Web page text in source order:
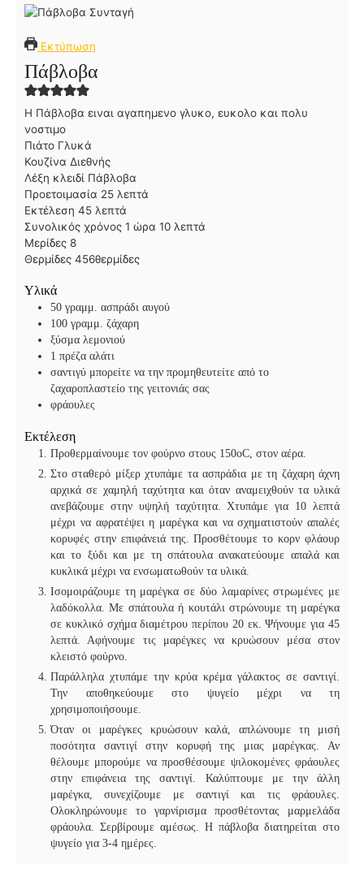
Εκτύπωση
Πάβλοβα
Η Πάβλοβα ειναι αγαπημενο γλυκο, ευκολο και πολυ
νοστιμο
Πιάτο Γλυκά
Κουζίνα Διεθνής
Λέξη κλειδί Πάβλοβα
Προετοιμασία 25λ
ε
π
ά
λεπτά
Εκτέλεση 45λ
ε
τ
λεπτά
Συνολικός χρόνος 1 ώ
α
ώρα 10λλεπτά
Μερίδες 8
Θερμίδες 456θερμίδες
Υλικά
50 γραμμ. ασπράδι αυγού
100 γραμμ. ζάχαρη
ξύσμα λεμονιού
1 πρέζα αλάτι
σαντιγύ μπορείτε να την προμηθευτείτε από το
ζαχαροπλαστείο της γειτονιάς σας
φράουλες
Εκτέλεση
Προθερμαίνουμε τον φούρνο στους 150οC, στον αέρα.
Στο σταθερό μίξερ χτυπάμε τα ασπράδια με τη ζάχαρη άχνη
αρχικά σε χαμηλή ταχύτητα και όταν αναμειχθούν τα υλικά
ανεβάζουμε στην υψηλή ταχύτητα. Χτυπάμε για 10 λεπτά
μέχρι να αφρατέψει η μαρέγκα και να σχηματιστούν απαλές
κορυφές στην επιφάνειά της. Προσθέτουμε το κορν φλάουρ
και το ξύδι και με τη σπάτουλα ανακατεύουμε απαλά και
κυκλικά μέχρι να ενσωματωθούν τα υλικά.
Ισομοιράζουμε τη μαρέγκα σε δύο λαμαρίνες στρωμένες με
λαδόκολλα. Με σπάτουλα ή κουτάλι στρώνουμε τη μαρέγκα
σε κυκλικό σχήμα διαμέτρου περίπου 20 εκ. Ψήνουμε για 45
λεπτά. Αφήνουμε τις μαρέγκες να κρυώσουν μέσα στον
κλειστό φούρνο.
Παράλληλα χτυπάμε την κρύα κρέμα γάλακτος σε σαντιγί.
Την αποθηκεύουμε στο ψυγείο μέχρι να τη
χρησιμοποιήσουμε.
Όταν οι μαρέγκες κρυώσουν καλά, απλώνουμε τη μισή
ποσότητα σαντιγί στην κορυφή της μιας μαρέγκας. Αν
θέλουμε μπορούμε να προσθέσουμε ψιλοκομένες φράουλες
στην επιφάνεια της σαντιγί. Καλύπτουμε με την άλλη
μαρέγκα, συνεχίζουμε με σαντιγί και τις φράουλες.
Ολοκληρώνουμε το γαρνίρισμα προσθέτοντας μαρμελάδα
φράουλα. Σερβίρουμε αμέσως. Η πάβλοβα διατηρείται στο
ψυγείο για 3-4 ημέρες.